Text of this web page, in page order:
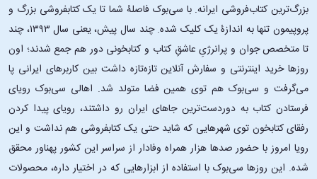
بزرگ‌ترین کتاب‌فروشی ایرانه. با سی‌بوک فاصلۀ شما تا یک کتابفروشی بزرگ و
پروپیمون تنها به اندازۀ یک کلیک شده. چند سال پیش، یعنی سال ۱۳۹۳، چند
تا متخصص جوان و پرانرژیِ عاشقِ کتاب و کتابخونی دور هم جمع شدند؛ اون‌
روزها خرید اینترنتی و سفارش آنلاین تازه‌تازه داشت بین کاربرهای ایرانی پا
می‌گرفت و سی‌بوک هم توی همین فضا متولد شد. اهالی سی‌بوک رویای
فرستادن کتاب به دوردست‌ترین جاهای ایران رو داشتند، رویای پیدا کردن
رفقای کتابخون توی شهرهایی که شاید حتی یک کتابفروشی هم نداشت و این
رویا امروز با حضور صدها هزار همراه وفادار از سراسر این کشور پهناور محقق
شده. این ‌روزها سی‌بوک با استفاده از ابزارهایی که در اختیار داره، محصولات